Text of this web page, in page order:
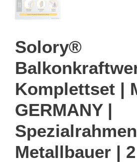
Solory®
Komplettset |
GERMANY |
Metallbauer | 2